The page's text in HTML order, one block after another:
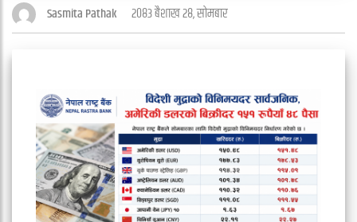
Sasmita Pathak २०८३ बैशाख २८, सोमबार